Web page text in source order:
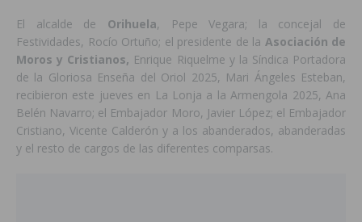
El alcalde de Orihuela, Pepe Vegara; la concejal de
Festividades, Rocío Ortuño; el presidente de la Asociación de
Moros y Cristianos, Enrique Riquelme y la Síndica Portadora
de la Gloriosa Enseña del Oriol 2025, Mari Ángeles Esteban,
recibieron este jueves en La Lonja a la Armengola 2025, Ana
Belén Navarro; el Embajador Moro, Javier López; el Embajador
Cristiano, Vicente Calderón y a los abanderados, abanderadas
y el resto de cargos de las diferentes comparsas.